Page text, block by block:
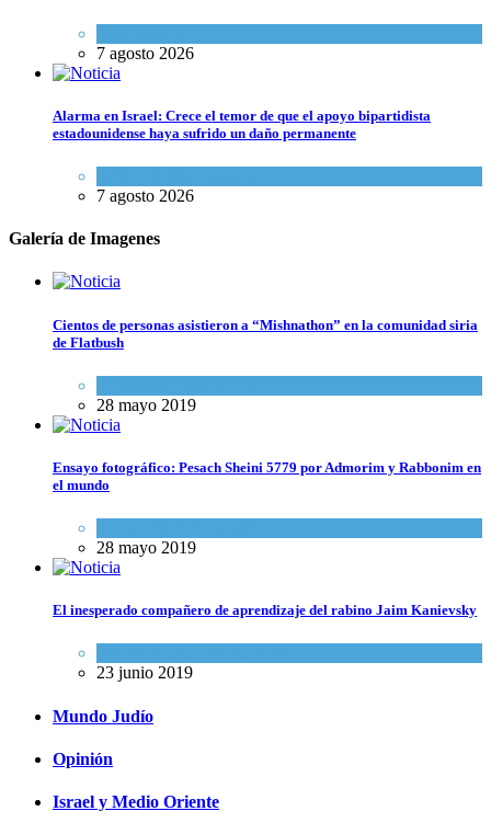
7 agosto 2026
Alarma en Israel: Crece el temor de que el apoyo bipartidista
estadounidense haya sufrido un daño permanente
7 agosto 2026
Galería de Imagenes
Cientos de personas asistieron a “Mishnathon” en la comunidad siria
de Flatbush
28 mayo 2019
Ensayo fotográfico: Pesach Sheini 5779 por Admorim y Rabbonim en
el mundo
28 mayo 2019
El inesperado compañero de aprendizaje del rabino Jaim Kanievsky
23 junio 2019
Mundo Judío
Opinión
Israel y Medio Oriente